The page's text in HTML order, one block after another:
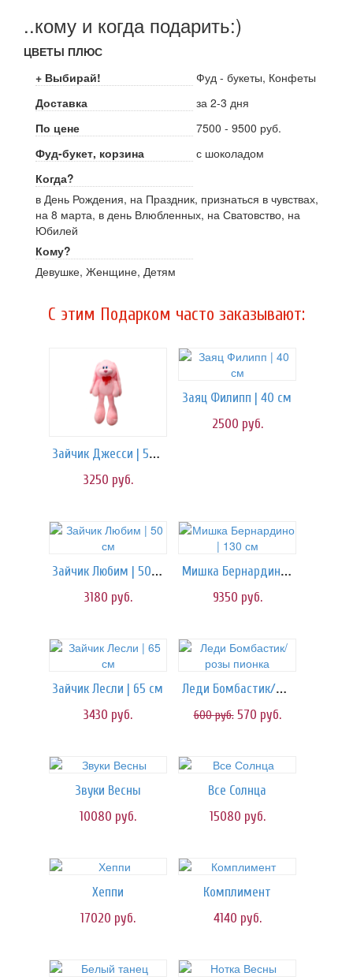
..кому и когда подарить:)
ЦВЕТЫ ПЛЮС
+ Выбирай!
Фуд - букеты, Конфеты
Доставка
за 2-3 дня
По цене
7500 - 9500 руб.
Фуд-букет, корзина
с шоколадом
Когда?
в День Рождения, на Праздник, признаться в чувствах,
на 8 марта, в день Влюбленных, на Сватовство, на
Юбилей
Кому?
Девушке, Женщине, Детям
C этим Подарком часто заказывают:
Зайчик Джесси | 55 см
3250 руб.
Заяц Филипп | 40 см
2500 руб.
Зайчик Любим | 50 см
3180 руб.
Мишка Бернардино | 130 см
9350 руб.
Зайчик Лесли | 65 см
3430 руб.
Леди Бомбастик/розы пионка
600руб. 570 руб.
Звуки Весны
10080 руб.
Все Солнца
15080 руб.
Хеппи
17020 руб.
Комплимент
4140 руб.